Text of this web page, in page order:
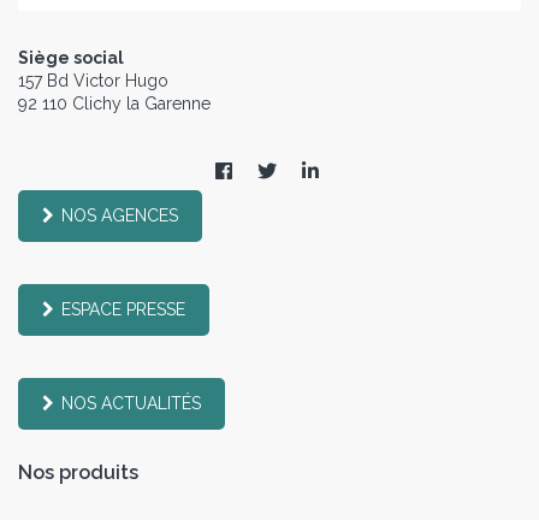
Siège social
157 Bd Victor Hugo
92 110 Clichy la Garenne
NOS AGENCES
ESPACE PRESSE
NOS ACTUALITÉS
Nos produits